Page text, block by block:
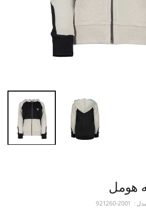
هومل
:
921260-2001